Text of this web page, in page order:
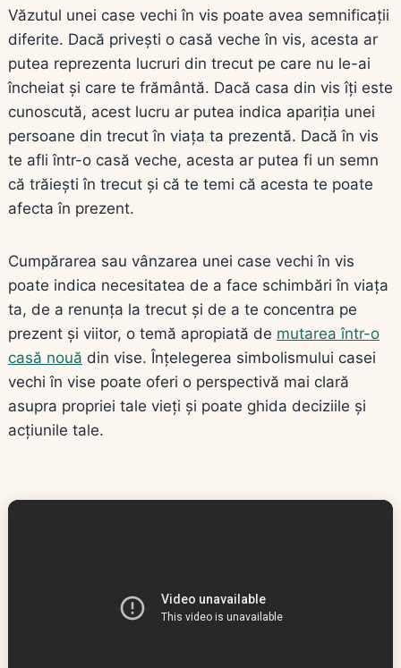
Văzutul unei case vechi în vis poate avea semnificații
diferite. Dacă privești o casă veche în vis, acesta ar
putea reprezenta lucruri din trecut pe care nu le-ai
încheiat și care te frământă. Dacă casa din vis îți este
cunoscută, acest lucru ar putea indica apariția unei
persoane din trecut în viața ta prezentă. Dacă în vis
te afli într-o casă veche, acesta ar putea fi un semn
că trăiești în trecut și că te temi că acesta te poate
afecta în prezent.
Cumpărarea sau vânzarea unei case vechi în vis
poate indica necesitatea de a face schimbări în viața
ta, de a renunța la trecut și de a te concentra pe
prezent și viitor, o temă apropiată de mutarea într-o
casă nouă din vise. Înțelegerea simbolismului casei
vechi în vise poate oferi o perspectivă mai clară
asupra propriei tale vieți și poate ghida deciziile și
acțiunile tale.